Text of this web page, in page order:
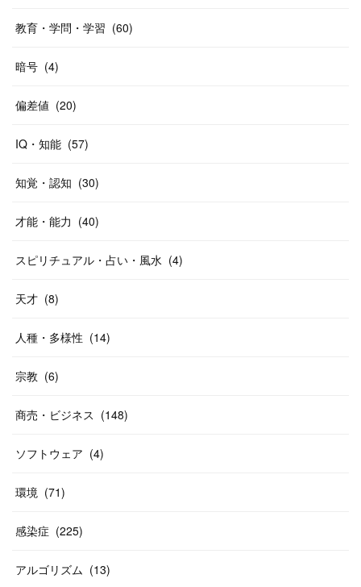
教育・学問・学習 (60)
暗号 (4)
偏差値 (20)
IQ・知能 (57)
知覚・認知 (30)
才能・能力 (40)
スピリチュアル・占い・風水 (4)
天才 (8)
人種・多様性 (14)
宗教 (6)
商売・ビジネス (148)
ソフトウェア (4)
環境 (71)
感染症 (225)
アルゴリズム (13)